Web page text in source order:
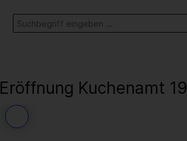
Stichwortsuche
SUCHE
Eröffnung Kuchenamt
53 / 56